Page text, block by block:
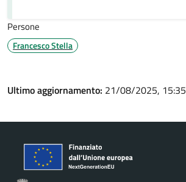
Persone
Francesco Stella
Ultimo aggiornamento: 21/08/2025, 15:35